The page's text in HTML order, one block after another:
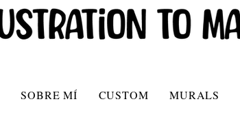
SOBRE MÍ CUSTOM MURALS